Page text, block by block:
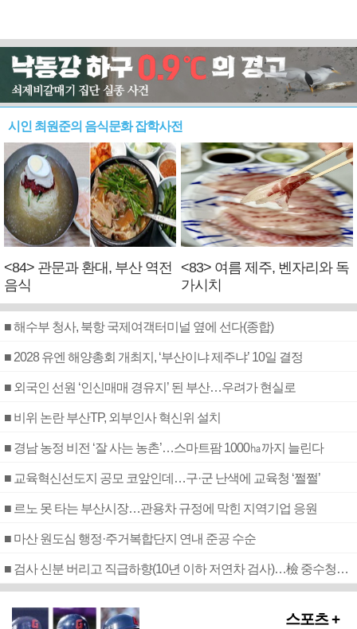
시인 최원준의 음식문화 잡학사전
<84> 관문과 환대, 부산 역전
음식
<83> 여름 제주, 벤자리와 독
가시치
■ 해수부 청사, 북항 국제여객터미널 옆에 선다(종합)
■ 2028 유엔 해양총회 개최지, ‘부산이냐 제주냐’ 10일 결정
■ 외국인 선원 ‘인신매매 경유지’ 된 부산…우려가 현실로
■ 비위 논란 부산TP, 외부인사 혁신위 설치
■ 경남 농정 비전 ‘잘 사는 농촌’…스마트팜 1000㏊까지 늘린다
■ 교육혁신선도지 공모 코앞인데…구·군 난색에 교육청 ‘쩔쩔’
■ 르노 못 타는 부산시장…관용차 규정에 막힌 지역기업 응원
■ 마산 원도심 행정·주거복합단지 연내 준공 수순
■ 검사 신분 버리고 직급하향(10년 이하 저연차 검사)…檢 중수청행 기피
스포츠 +